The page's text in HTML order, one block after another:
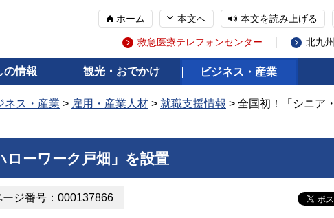
ホーム 本文へ 本文を読み上げる
救急医療テレフォンセンター 北九
の情報 観光・おでかけ ビジネス・産業
ネス・産業 > 雇用・産業人材 > 就職支援情報 > 全国初！「シニア
ローワーク戸畑」を設置
ージ番号：000137866